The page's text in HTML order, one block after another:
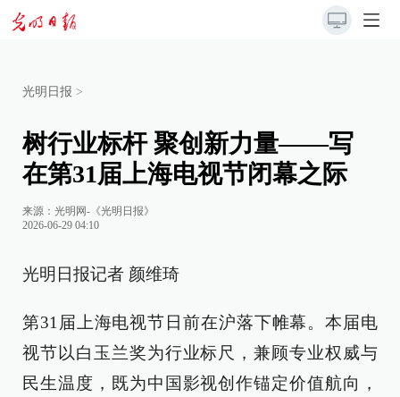
光明日报 >
树行业标杆 聚创新力量——写
在第31届上海电视节闭幕之际
来源： 光明网-《光明日报》
2026-06-29 04:10
光明日报记者 颜维琦
第31届上海电视节日前在沪落下帷幕。本届电
视节以白玉兰奖为行业标尺，兼顾专业权威与
民生温度，既为中国影视创作锚定价值航向，